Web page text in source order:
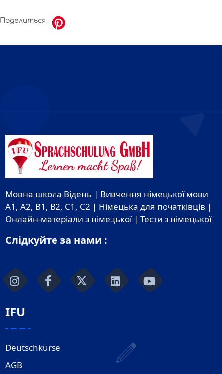
Поделиться
Мовна школа Відень | Вивчення німецької мови
A1, A2, B1, B2, C1, C2 | Німецька для початківців |
Онлайн-матеріали з німецької | Тести з німецької
Слідкуйте за нами :
IFU
Deutschkurse
AGB